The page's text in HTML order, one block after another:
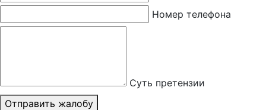
Номер телефона
Суть претензии
Отправить жалобу